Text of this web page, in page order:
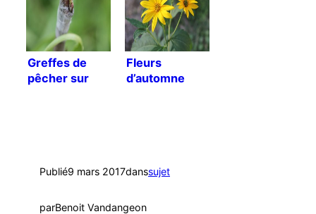
Greffes de
pêcher sur
Fleurs
d’automne
Publié9 mars 2017danssujet
parBenoit Vandangeon